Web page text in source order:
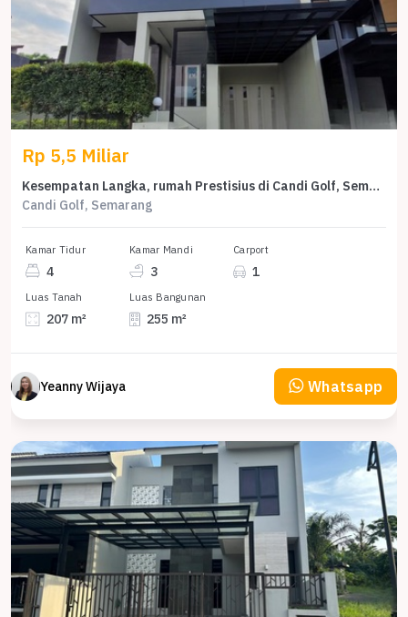
Rp 5,5 Miliar
Kesempatan Langka, rumah Prestisius di Candi Golf, Semarang, LB 255m²
Candi Golf, Semarang
Kamar Tidur
4
Kamar Mandi
3
Carport
1
Luas Tanah
207 m²
Luas Bangunan
255 m²
Yeanny Wijaya Whatsapp